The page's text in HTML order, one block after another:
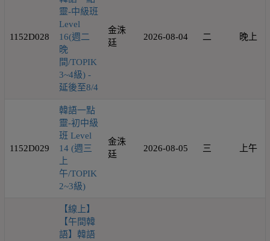
1152D028
靈-中級班
Level
16(週二
晚
間/TOPIK
3~4級) -
延後至8/4
金洙
廷
2026-08-04 二 晚上
1152D029
韓語一點
靈-初中級
班 Level
14 (週三
上
午/TOPIK
2~3級)
金洙
廷
2026-08-05 三 上午
【線上】
【午間韓
語】韓語